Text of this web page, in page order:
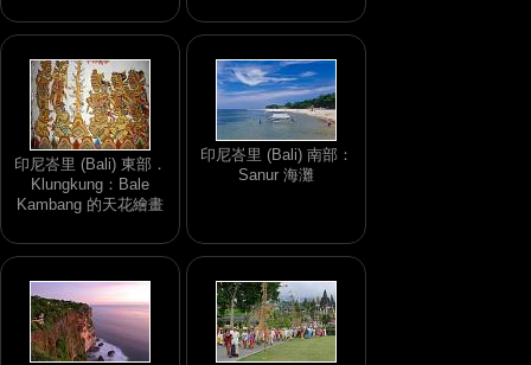
印尼峇里 (Bali) 東部．
Klungkung：Bale
Kambang 的天花繪畫
印尼峇里 (Bali) 南部：
Sanur 海灘